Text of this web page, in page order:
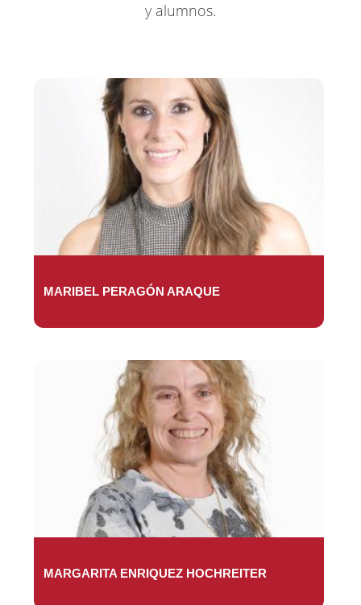
y alumnos.
MARIBEL PERAGÓN ARAQUE
MARGARITA ENRIQUEZ HOCHREITER